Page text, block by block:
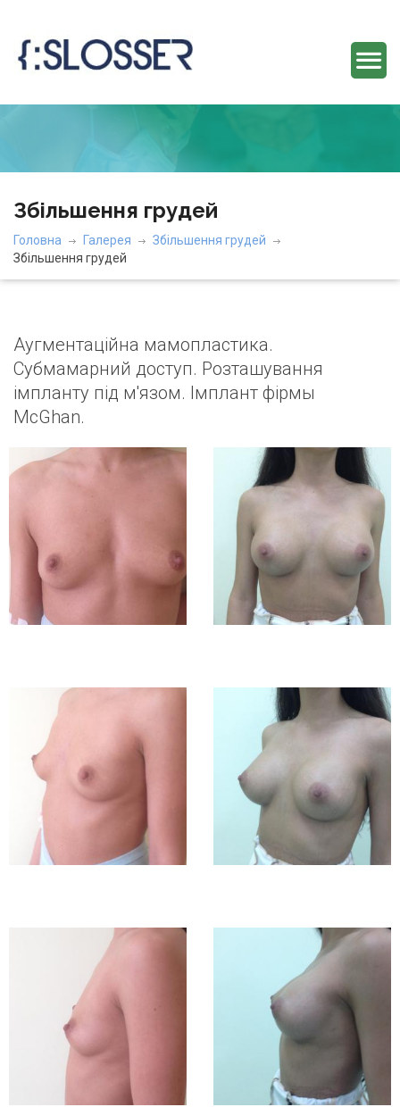
Збільшення грудей
Головна Галерея
Збільшення грудей
Збільшення грудей
Аугментаційна мамопластика.
Субмамарний доступ. Розташування
імпланту під м'язом. Імплант фірмы
McGhan.